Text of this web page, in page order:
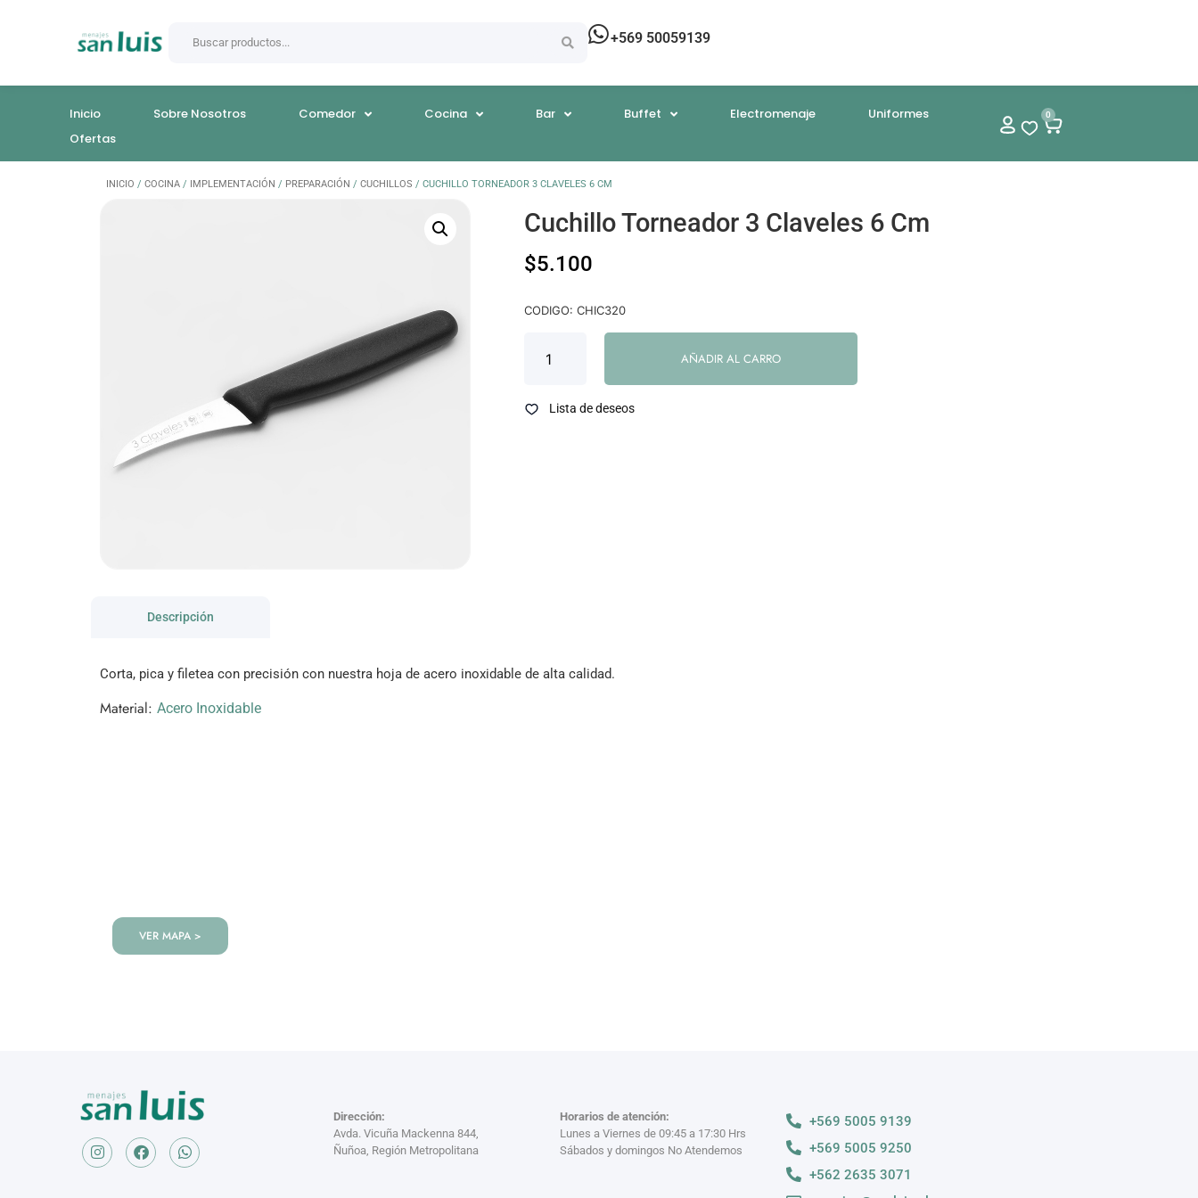
+569 50059139
Inicio Sobre Nosotros Comedor Cocina Bar Buffet Electromenaje
Uniformes
Ofertas
0
INICIO / COCINA / IMPLEMENTACIÓN / PREPARACIÓN / CUCHILLOS / CUCHILLO TORNEADOR 3 CLAVELES 6 CM
Cuchillo Torneador 3 Claveles 6 Cm
$5.100
CODIGO: CHIC320
AÑADIR AL CARRO
Lista de deseos
Descripción
Corta, pica y filetea con precisión con nuestra hoja de acero inoxidable de alta calidad.
Material: Acero Inoxidable
VER MAPA >
Dirección:
Avda. Vicuña Mackenna 844,
Ñuñoa, Región Metropolitana
Horarios de atención:
Lunes a Viernes de 09:45 a 17:30 Hrs
Sábados y domingos No Atendemos
+569 5005 9139
+569 5005 9250
+562 2635 3071